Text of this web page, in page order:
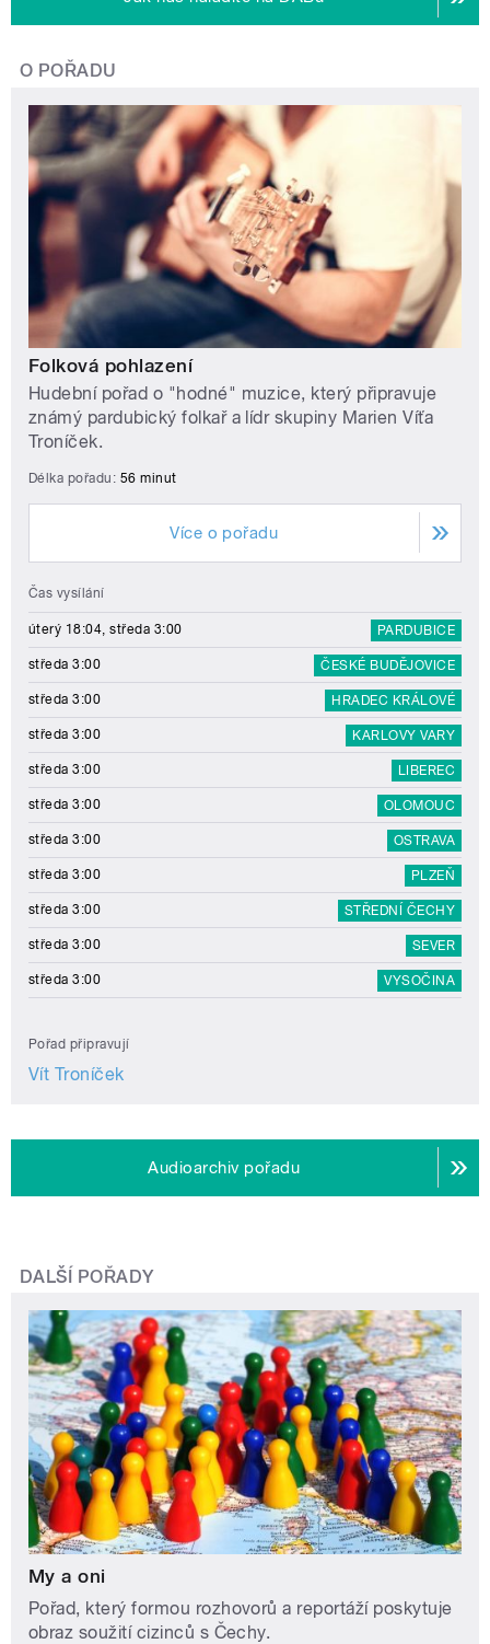
O POŘADU
Folková pohlazení
Hudební pořad o "hodné" muzice, který připravuje
známý pardubický folkař a lídr skupiny Marien Víťa
Troníček.
Délka pořadu: 56 minut
Více o pořadu
Čas vysílání
úterý 18:04, středa 3:00 PARDUBICE
středa 3:00 ČESKÉ BUDĚJOVICE
středa 3:00 HRADEC KRÁLOVÉ
středa 3:00 KARLOVY VARY
středa 3:00 LIBEREC
středa 3:00 OLOMOUC
středa 3:00 OSTRAVA
středa 3:00 PLZEŇ
středa 3:00 STŘEDNÍ ČECHY
středa 3:00 SEVER
středa 3:00 VYSOČINA
Pořad připravují
Vít Troníček
Audioarchiv pořadu
DALŠÍ POŘADY
My a oni
Pořad, který formou rozhovorů a reportáží poskytuje
obraz soužití cizinců s Čechy.